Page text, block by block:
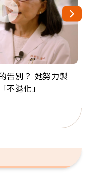
告別？ 她努力製
不退化」
神父 為台灣奉獻
家，我連作夢都
搬回台灣找快
」走進安養院，
界紀錄 成為全球
分享長壽的秘密
夢…黑手阿伯拉
蛋！連CNN都大